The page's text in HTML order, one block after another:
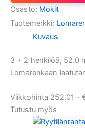
Osasto: Mokit
Tuotemerkki:
Kuvaus
3 + 2 henkilöä, 52.0
Lomarenkaan
Viikkohinta 252.01 –
Tutustu myös